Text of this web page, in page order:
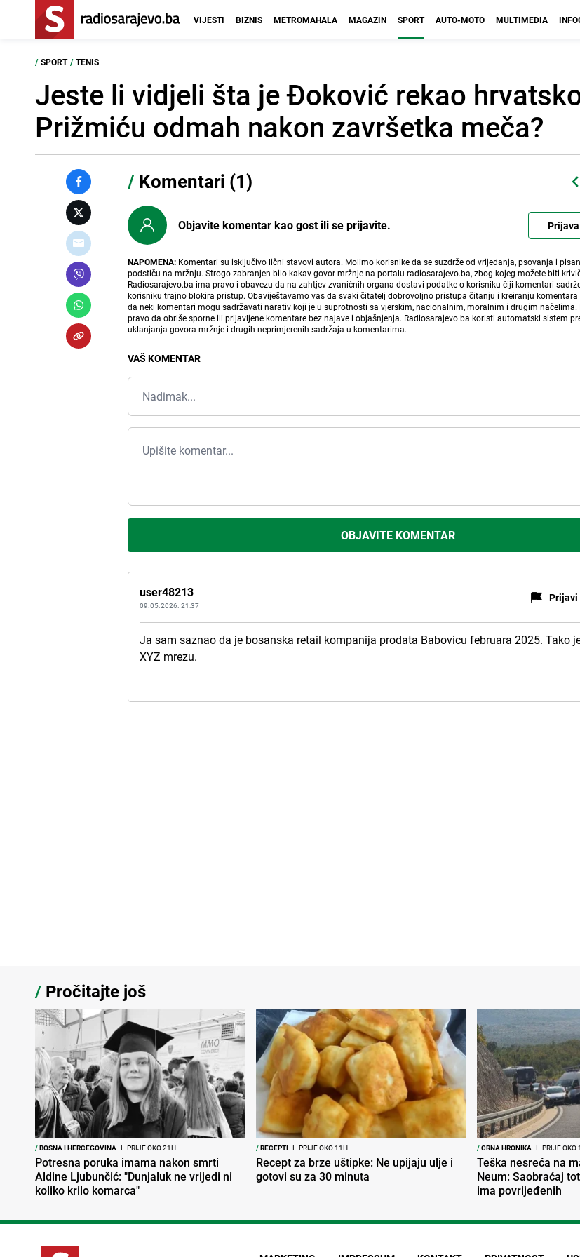
VIJESTI BIZNIS METROMAHALA MAGAZIN SPORT AUTO-MOTO MULTIMEDIA
/ SPORT / TENIS
Jeste li vidjeli šta je Đoković rekao
Prižmiću odmah nakon završetka meča?
/ Komentari (1)
Objavite komentar kao gost ili se prijavite. Prijava
NAPOMENA: Komentari su isključivo lični stavovi autora. Molimo korisnike da se suzdrže od vrijeđanja, psovanja i
podstiču na mržnju. Strogo zabranjen bilo kakav govor mržnje na portalu radiosarajevo.ba, zbog kojeg možete biti
Radiosarajevo.ba ima pravo i obavezu da na zahtjev zvaničnih organa dostavi podatke o korisniku čiji komentari
korisniku trajno blokira pristup. Obaviještavamo vas da svaki čitatelj dobrovoljno pristupa čitanju i kreiranju
da neki komentari mogu sadržavati narativ koji je u suprotnosti sa vjerskim, nacionalnim, moralnim i drugim načelima.
pravo da obriše sporne ili prijavljene komentare bez najave i objašnjenja. Radiosarajevo.ba koristi automatski sistem
uklanjanja govora mržnje i drugih neprimjerenih sadržaja u komentarima.
VAŠ KOMENTAR
OBJAVITE KOMENTAR
user48213
09.05.2026. 21:37
Prijavi
Ja sam saznao da je bosanska retail kompanija prodata Babovicu februara 2025. Tako
XYZ mrezu.
/ Pročitajte još
/BOSNA I HERCEGOVINA I PRIJE OKO 21H
Potresna poruka imama nakon smrti
Aldine Ljubunčić: "Dunjaluk ne vrijedi ni
koliko krilo komarca"
/RECEPTI I PRIJE OKO 11H
Recept za brze uštipke: Ne upijaju ulje i
gotovi su za 30 minuta
/CRNA HRONIKA I PRIJE OKO
Teška nesreća na
Neum: Saobraćaj
ima povrijeđenih